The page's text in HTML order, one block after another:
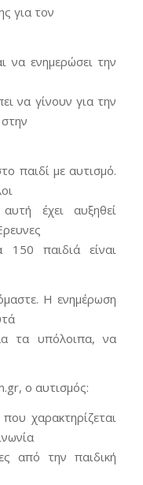
για τον
να ενημερώσει την
να γίνουν για την
παιδί με αυτισμό.
έχει αυξηθεί
παιδιά είναι
Η ενημέρωση
τα υπόλοιπα, να
ο αυτισμός:
χαρακτηρίζεται
από την παιδική